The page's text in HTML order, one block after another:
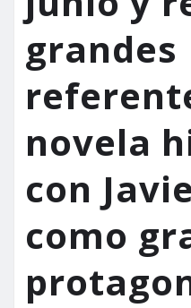
grandes
novela
con
como